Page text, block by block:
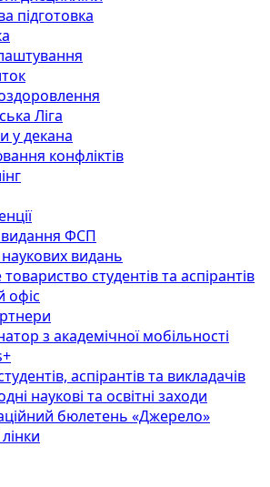
підготовка
Ліга
у декана
конфліктів
видання ФСП
видань
студентів та аспірантів
офіс
з академічної мобільності
аспірантів та викладачів
наукові та освітні заходи
бюлетень «Джерело»